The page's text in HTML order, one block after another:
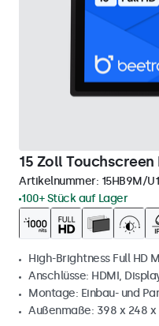
15 Zoll
Artikelnummer: 15HB9M/U1
100+ Stück auf Lager
High-Brightness Full HD
Anschlüsse: HDMI,
Montage: Einbau- und
Außenmaße: 398 x 248 x